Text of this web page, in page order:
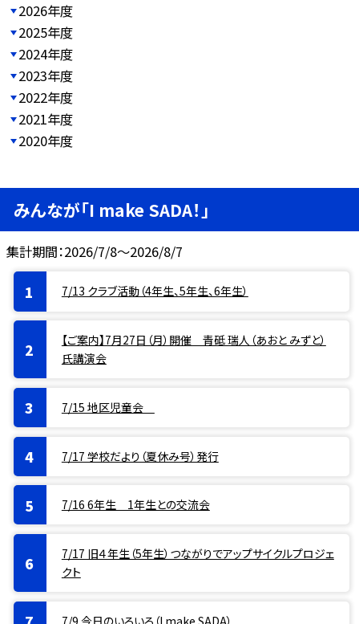
2026年度
2025年度
2024年度
2023年度
2022年度
2021年度
2020年度
みんなが「I make SADA！」
集計期間：2026/7/8～2026/8/7
7/13 クラブ活動（4年生、5年生、6年生）
【ご案内】7月27日（月）開催 青砥 瑞人（あおと みずと）
氏講演会
7/15 地区児童会
7/17 学校だより（夏休み号）発行
7/16 6年生 1年生との交流会
7/17 旧４年生（5年生）つながりでアップサイクルプロジェ
クト
7/9 今日のいろいろ（I make SADA）